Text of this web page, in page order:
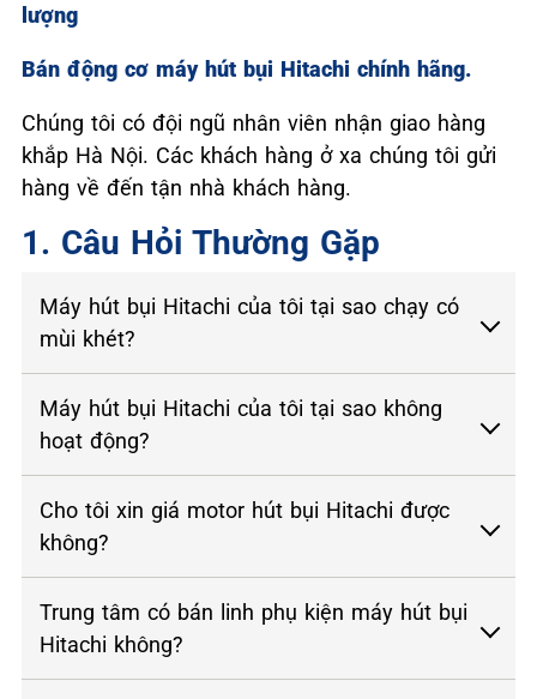
lượng
Bán động cơ máy hút bụi Hitachi chính hãng.
Chúng tôi có đội ngũ nhân viên nhận giao hàng
khắp Hà Nội. Các khách hàng ở xa chúng tôi gửi
hàng về đến tận nhà khách hàng.
1. Câu Hỏi Thường Gặp
Máy hút bụi Hitachi của tôi tại sao chạy có
mùi khét?
Máy hút bụi Hitachi của tôi tại sao không
hoạt động?
Cho tôi xin giá motor hút bụi Hitachi được
không?
Trung tâm có bán linh phụ kiện máy hút bụi
Hitachi không?